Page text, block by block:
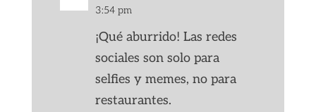
3:54 pm
¡Qué aburrido! Las redes
sociales son solo para
selfies y memes, no para
restaurantes.